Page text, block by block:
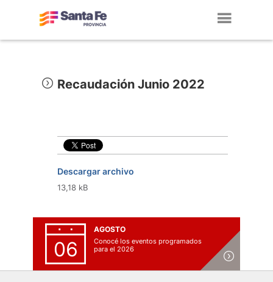
Recaudación Junio 2022
Descargar archivo
13,18 kB
06
AGOSTO
Conocé los eventos programados
para el 2026